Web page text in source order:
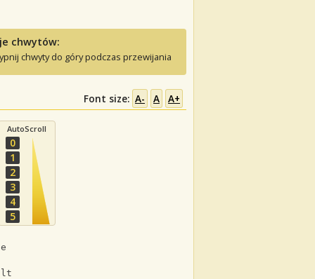
chwytów:
chwyty do góry podczas przewijania
Font size: A- A A+
AutoScroll
0
1
2
3
4
5